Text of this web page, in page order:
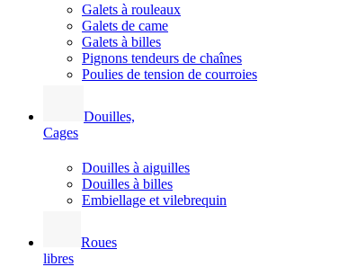
Galets à rouleaux
Galets de came
Galets à billes
Pignons tendeurs de chaînes
Poulies de tension de courroies
Douilles,
Cages
Douilles à aiguilles
Douilles à billes
Embiellage et vilebrequin
Roues
libres